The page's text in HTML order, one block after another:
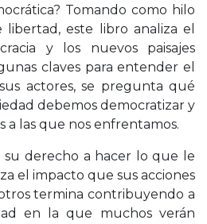
Tomando como hilo
este libro analiza el
y los nuevos paisajes
claves para entender el
actores, se pregunta qué
debemos democratizar y
a las que nos enfrentamos.
derecho a hacer lo que le
el impacto que sus acciones
termina contribuyendo a
en la que muchos verán